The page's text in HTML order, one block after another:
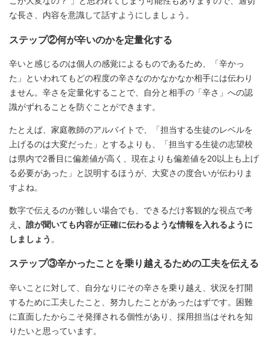
な長さ、内容を意識して話すようにしましょう。
ステップ②何が辛いのかを定量化する
辛いと感じるのは個人の感覚によるものであるため、「辛かっ
た」といわれてもどの程度の辛さなのかなかなか相手には伝わり
ません。辛さを定量化することで、自分と相手の「辛さ」への認
識がずれることを防ぐことができます。
たとえば、家庭教師のアルバイトで、「担当する生徒のレベルを
上げるのは大変だった」とするよりも、「担当する生徒の志望校
は県内で2番目に偏差値が高く、現在よりも偏差値を20以上も上げ
る必要があった」と説明するほうが、大変さの度合いが伝わりま
すよね。
数字で伝えるのが難しい場合でも、できるだけ客観的な視点で考
え 、誰が聞いても内容が正確に伝わるような情報を入れるように
しましょう 。
ステップ③辛かったことを乗り越えるための工夫を伝える
辛いことに対して、自分なりにその辛さを乗り越え、状況を打開
するために工夫したこと、努力したことがあったはずです。困難
に直面したからこそ発揮される個性があり、採用担当はそれを知
りたいと思っています。